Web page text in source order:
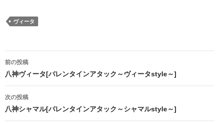
ヴィータ
投
稿
ナ
ビ
前の投稿
八神ヴィータ[バレンタインアタック～ヴィータstyle～]
次の投稿
八神シャマル[バレンタインアタック～シャマルstyle～]